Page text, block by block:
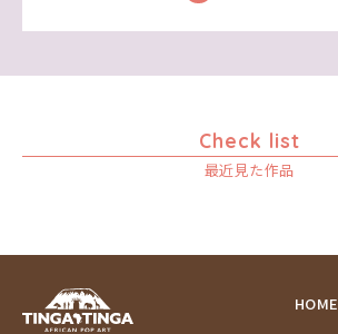
Check list
最近見た作品
HOME